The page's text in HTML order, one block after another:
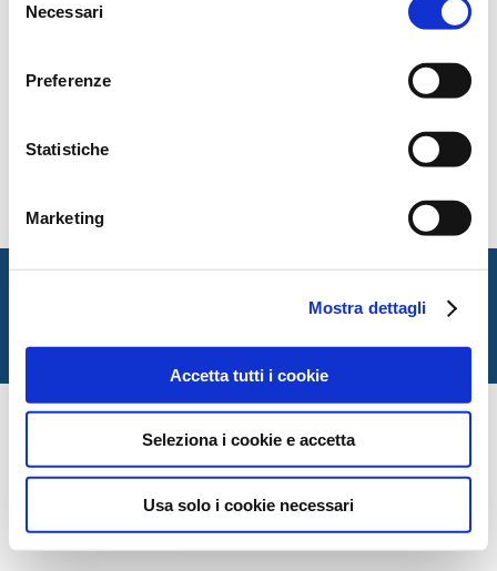
delNecessari
Preferenze
Statistiche
Marketing
Mostra dettagli
Accetta tutti i cookie
Seleziona i cookie e accetta
Usa solo i cookie necessari
Italian Society for Law and Literature
Dipartimento di Giurisprudenza — Università degli Studi
Via Matteotti, 1 — Urbino PU